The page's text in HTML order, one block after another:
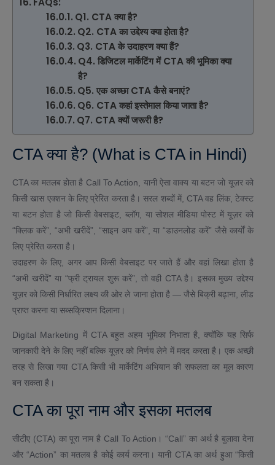
Q1. CTA क्या है?
Q2. CTA का उद्देश्य क्या होता है?
Q3. CTA के उदाहरण क्या हैं?
Q4. डिजिटल मार्केटिंग में CTA की भूमिका क्या
है?
Q5. एक अच्छा CTA कैसे बनाएं?
Q6. CTA कहां इस्तेमाल किया जाता है?
Q7. CTA क्यों जरूरी है?
CTA क्या है? (What is CTA in Hindi)
CTA का मतलब होता है Call To Action, यानी ऐसा वाक्य या बटन जो यूज़र को
किसी खास एक्शन के लिए प्रेरित करता है। सरल शब्दों में, CTA वह लिंक, टेक्स्ट
या बटन होता है जो किसी वेबसाइट, ब्लॉग, या सोशल मीडिया पोस्ट में यूज़र को
“क्लिक करें”, “अभी खरीदें”, “साइन अप करें”, या “डाउनलोड करें” जैसे कार्यों के
लिए प्रेरित करता है।
उदाहरण के लिए, अगर आप किसी वेबसाइट पर जाते हैं और वहां लिखा होता है
“अभी खरीदें” या “फ्री ट्रायल शुरू करें”, तो वही CTA है। इसका मुख्य उद्देश्य
यूज़र को किसी निर्धारित लक्ष्य की ओर ले जाना होता है — जैसे बिक्री बढ़ाना, लीड
प्राप्त करना या सब्सक्रिप्शन दिलाना।
Digital Marketing में CTA बहुत अहम भूमिका निभाता है, क्योंकि यह सिर्फ
जानकारी देने के लिए नहीं बल्कि यूज़र को निर्णय लेने में मदद करता है। एक अच्छी
तरह से लिखा गया CTA किसी भी मार्केटिंग अभियान की सफलता का मूल कारण
बन सकता है।
CTA का पूरा नाम और इसका मतलब
सीटीए (CTA) का पूरा नाम है Call To Action। “Call” का अर्थ है बुलावा देना
और “Action” का मतलब है कोई कार्य करना। यानी CTA का अर्थ हुआ “किसी